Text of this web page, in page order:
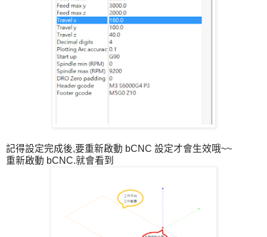
記得設定完成後,要重新啟動 bCNC 設定才會生效哦~~
重新啟動 bCNC.就會看到